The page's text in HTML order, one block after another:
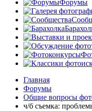
Форумы
Главная
Форумы
Общие вопросы
ч/б съемка: